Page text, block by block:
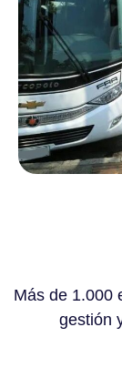
Más de 1.000
gestión